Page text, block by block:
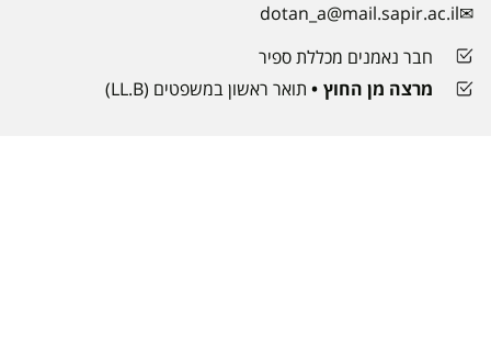
dotan_a@mail.sapir.ac.il
חבר נאמנים מכללת ספיר
מרצה מן החוץ
תואר ראשון במשפטים (LL.B)